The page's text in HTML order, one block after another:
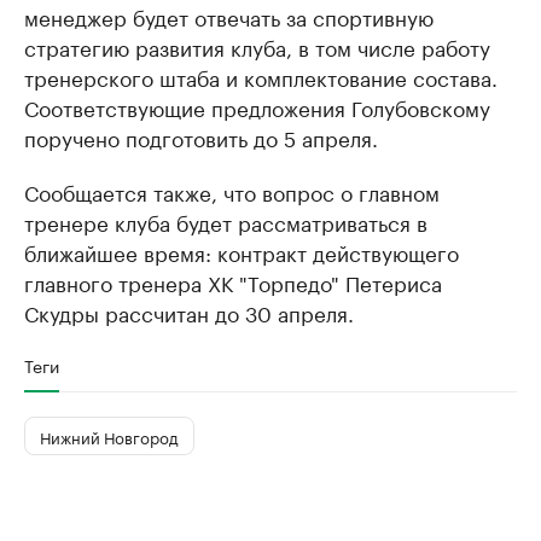
менеджер будет отвечать за спортивную
стратегию развития клуба, в том числе работу
тренерского штаба и комплектование состава.
Соответствующие предложения Голубовскому
поручено подготовить до 5 апреля.
Сообщается также, что вопрос о главном
тренере клуба будет рассматриваться в
ближайшее время: контракт действующего
главного тренера ХК "Торпедо" Петериса
Скудры рассчитан до 30 апреля.
Теги
Нижний Новгород